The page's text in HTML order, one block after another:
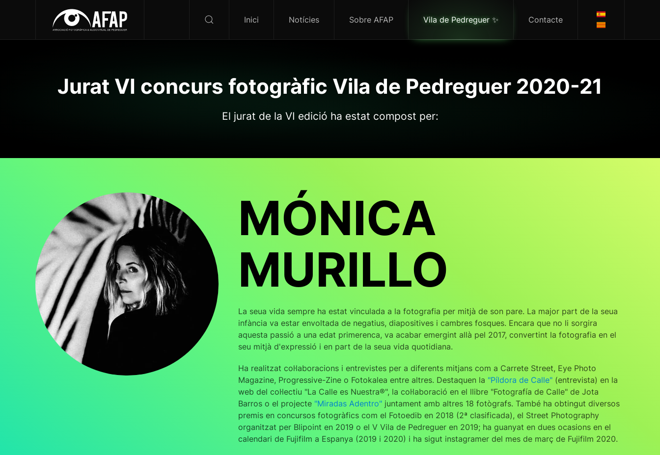
Inici Notícies Sobre AFAP Vila de Pedreguer ✨ Contacte
Jurat VI concurs fotogràfic Vila de Pedreguer 2020-21
El jurat de la VI edició ha estat compost per:
MÓNICA
MURILLO
La seua vida sempre ha estat vinculada a la fotografia per mitjà de son pare. La major part de la seua
infància va estar envoltada de negatius, diapositives i cambres fosques. Encara que no li sorgira
aquesta passió a una edat primerenca, va acabar emergint allà pel 2017, convertint la fotografia en el
seu mitjà d'expressió i en part de la seua vida quotidiana.
Ha realitzat col·laboracions i entrevistes per a diferents mitjans com a Carrete Street, Eye Photo
Magazine, Progressive-Zine o Fotokalea entre altres. Destaquen la "Píldora de Calle" (entrevista) en la
web del col·lectiu "La Calle es Nuestra®", la col·laboració en el llibre "Fotografía de Calle" de Jota
Barros o el projecte "Miradas Adentro" juntament amb altres 18 fotògrafs. També ha obtingut diversos
premis en concursos fotogràfics com el Fotoedib en 2018 (2ª clasificada), el Street Photography
organitzat per Blipoint en 2019 o el V Vila de Pedreguer en 2019; ha guanyat en dues ocasions en el
calendari de Fujifilm a Espanya (2019 i 2020) i ha sigut instagramer del mes de març de Fujifilm 2020.